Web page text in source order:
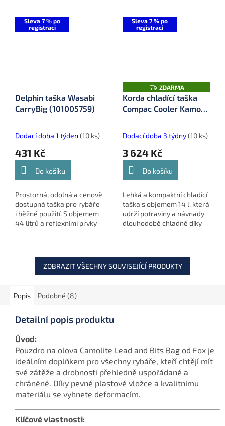
Sleva 7 % po
registraci
Delphin taška Wasabi
CarryBig (101005759)
Dodací doba 1 týden (10 ks)
431 Kč
Do košíku
Prostorná, odolná a cenově
dostupná taška pro rybáře
i běžné použití. S objemem
44 litrů a reflexními prvky
Sleva 7 % po
registraci
Z
D
A
R
ZDARMA
Korda chladící taška
Compac Cooler Kamo
Dodací doba 3 týdny(10 ks)
3 624 Kč
Do košíku
Lehká a kompaktní chladicí
taška s objemem 14 l, která
udrží potraviny a návnady
dlouhodobě chladné díky
ZOBRAZIT VŠECHNY SOUVISEJÍCÍ PRODUKTY
Popis Podobné (8)
Detailní popis produktu
Úvod:
Pouzdro na olova Camolite Lead and Bits Bag od Fox je
ideálním doplňkem pro všechny rybáře, kteří chtějí mít
své zátěže a drobnosti přehledně uspořádané a
chráněné. Díky pevné plastové vložce a kvalitnímu
materiálu se vyhnete deformacím.
Klíčové vlastnosti: